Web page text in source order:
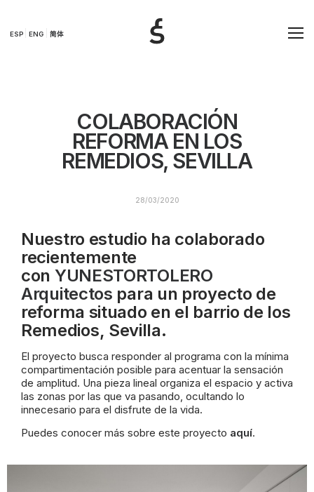
ESP ENG 简体
COLABORACIÓN
REFORMA EN LOS
REMEDIOS, SEVILLA
28/03/2020
Nuestro estudio ha colaborado
recientemente
con YUNESTORTOLERO
Arquitectos para un proyecto de
reforma situado en el barrio de los
Remedios, Sevilla.
El proyecto busca responder al programa con la mínima
compartimentación posible para acentuar la sensación
de amplitud. Una pieza lineal organiza el espacio y activa
las zonas por las que va pasando, ocultando lo
innecesario para el disfrute de la vida.
Puedes conocer más sobre este proyecto aquí.